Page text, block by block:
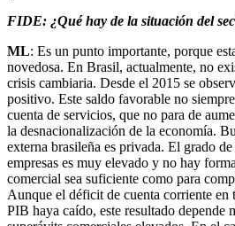
FIDE: ¿Qué hay de la situación del
ML: Es un punto importante, porque
novedosa. En Brasil, actualmente, no
crisis cambiaria. Desde el 2015 se
positivo. Este saldo favorable no
cuenta de servicios, que no para de
la desnacionalización de la economía.
externa brasileña es privada. El grado
empresas es muy elevado y no hay
comercial sea suficiente como para
Aunque el déficit de cuenta corriente en
PIB haya caído, este resultado depende